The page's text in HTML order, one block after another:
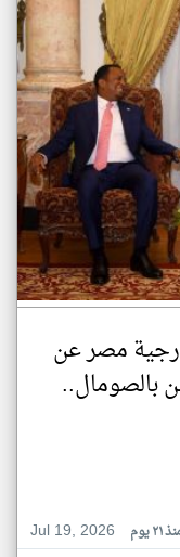
مصر عن
بالصومال..
Jul 19, 2026
٢١ يوم